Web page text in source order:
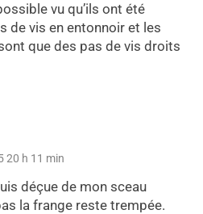
vu qu’ils ont été
de vis en entonnoir et les
que des pas de vis droits
20 h 11 min
déçue de mon sceau
la frange reste trempée.